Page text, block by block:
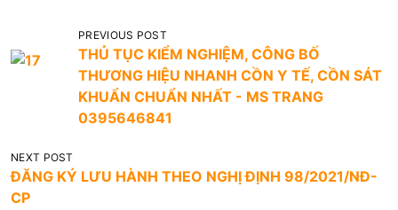
i
ư
ớ
PREVIOUS POST
THỦ TỤC KIỂM NGHIỆM, CÔNG BỐ
THƯƠNG HIỆU NHANH CỒN Y TẾ, CỒN SÁT
KHUẨN CHUẨN NHẤT - MS TRANG
0395646841
NEXT POST
ĐĂNG KÝ LƯU HÀNH THEO NGHỊ ĐỊNH 98/2021/NĐ-
CP